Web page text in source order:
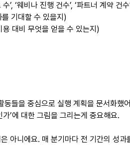
’, ‘웨비나 진행 건수’, ‘파트너 계약 건
기대할 수 있을지)
대비 무엇을 얻을 수 있는지)
동들을 중심으로 실행 계획을 문서화
’에 대한 그림을 그리는게 중요해요.
아니에요. 매 분기마다 전 기간의 성